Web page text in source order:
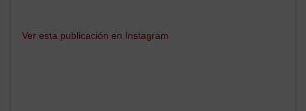
Ver esta publicación en Instagram